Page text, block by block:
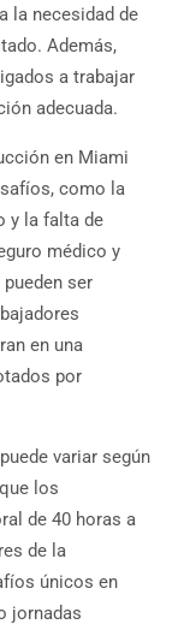
la necesidad de
Además,
a trabajar
adecuada.
en Miami
como la
y la falta de
médico y
ser
en una
por
variar según
los
de 40 horas a
de la
únicos en
jornadas